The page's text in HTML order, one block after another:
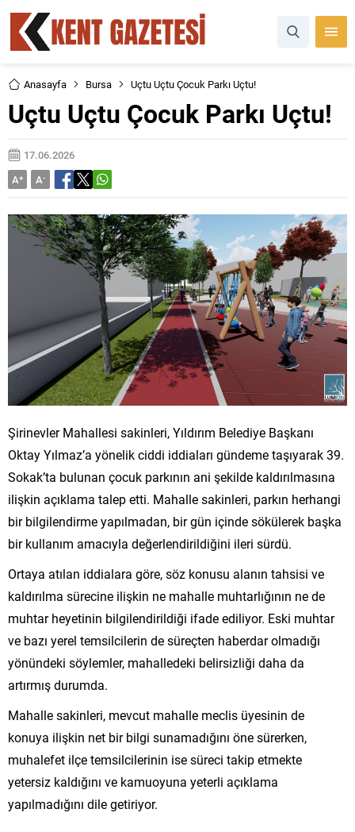
Anasayfa Bursa Uçtu Uçtu Çocuk Parkı Uçtu!
Uçtu Uçtu Çocuk Parkı Uçtu!
17.06.2026
A+ A-
Şirinevler Mahallesi sakinleri, Yıldırım Belediye Başkanı
Oktay Yılmaz’a yönelik ciddi iddiaları gündeme taşıyarak 39.
Sokak’ta bulunan çocuk parkının ani şekilde kaldırılmasına
ilişkin açıklama talep etti. Mahalle sakinleri, parkın herhangi
bir bilgilendirme yapılmadan, bir gün içinde sökülerek başka
bir kullanım amacıyla değerlendirildiğini ileri sürdü.
Ortaya atılan iddialara göre, söz konusu alanın tahsisi ve
kaldırılma sürecine ilişkin ne mahalle muhtarlığının ne de
muhtar heyetinin bilgilendirildiği ifade ediliyor. Eski muhtar
ve bazı yerel temsilcilerin de süreçten haberdar olmadığı
yönündeki söylemler, mahalledeki belirsizliği daha da
artırmış durumda.
Mahalle sakinleri, mevcut mahalle meclis üyesinin de
konuya ilişkin net bir bilgi sunamadığını öne sürerken,
muhalefet ilçe temsilcilerinin ise süreci takip etmekte
yetersiz kaldığını ve kamuoyuna yeterli açıklama
yapılmadığını dile getiriyor.